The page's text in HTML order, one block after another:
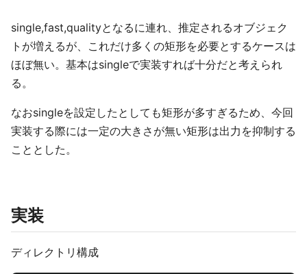
single,fast,qualityとなるに連れ、推定されるオブジェク
トが増えるが、これだけ多くの矩形を必要とするケースは
ほぼ無い。基本はsingleで実装すれば十分だと考えられ
る。
なおsingleを設定したとしても矩形が多すぎるため、今回
実装する際には一定の大きさが無い矩形は出力を抑制する
こととした。
実装
ディレクトリ構成